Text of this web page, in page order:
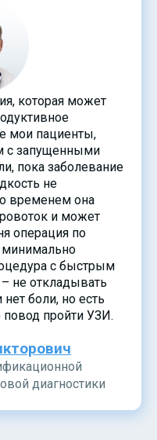
которая может
мои пациенты,
с запущенными
пока заболевание
не
временем она
и может
операция по
минимально
с быстрым
не откладывать
боли, но есть
пройти УЗИ.
диагностики